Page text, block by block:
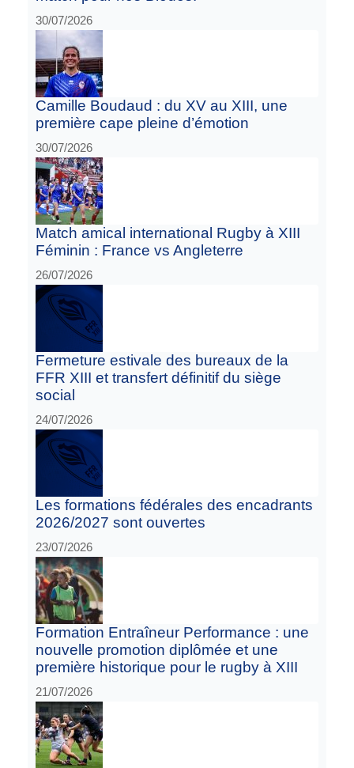
30/07/2026
Camille Boudaud : du XV au XIII, une
première cape pleine d’émotion
30/07/2026
Match amical international Rugby à XIII
Féminin : France vs Angleterre
26/07/2026
Fermeture estivale des bureaux de la
FFR XIII et transfert définitif du siège
social
24/07/2026
Les formations fédérales des encadrants
2026/2027 sont ouvertes
23/07/2026
Formation Entraîneur Performance : une
nouvelle promotion diplômée et une
première historique pour le rugby à XIII
21/07/2026